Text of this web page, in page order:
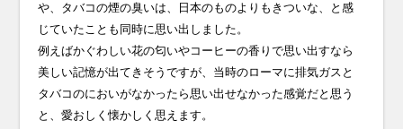
や、タバコの煙の臭いは、日本のものよりもきついな、と感
じていたことも同時に思い出しました。
例えばかぐわしい花の匂いやコーヒーの香りで思い出すなら
美しい記憶が出てきそうですが、当時のローマに排気ガスと
タバコのにおいがなかったら思い出せなかった感覚だと思う
と、愛おしく懐かしく思えます。